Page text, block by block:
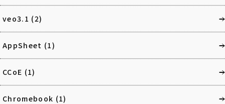
veo3.1 (2)
AppSheet (1)
CCoE (1)
Chromebook (1)